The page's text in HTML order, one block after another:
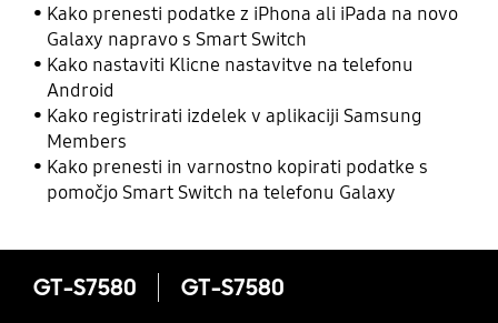
Kako prenesti podatke z iPhona ali iPada na novo
Galaxy napravo s Smart Switch
Kako nastaviti Klicne nastavitve na telefonu
Android
Kako registrirati izdelek v aplikaciji Samsung
Members
Kako prenesti in varnostno kopirati podatke s
pomočjo Smart Switch na telefonu Galaxy
GT-S7580 GT-S7580